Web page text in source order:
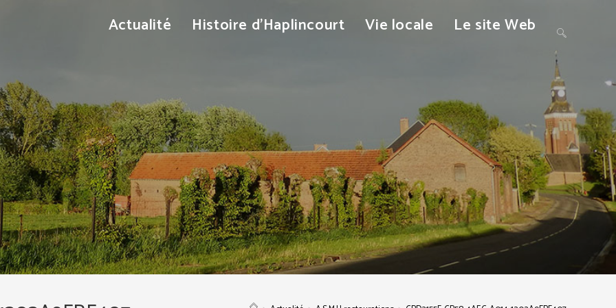
Actualité Histoire d’Haplincourt Vie locale Le site Web Toggle
website
search